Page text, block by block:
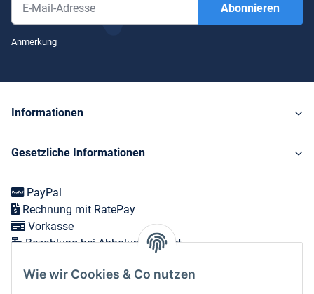
Wie wir Cookies & Co nutzen
Abonnieren
Anmerkung
Informationen
Gesetzliche Informationen
PayPal
Rechnung mit RatePay
Vorkasse
Bezahlung bei Abholung vor Ort
Versand in 1-3 Werktagen innerhalb Deutschlands